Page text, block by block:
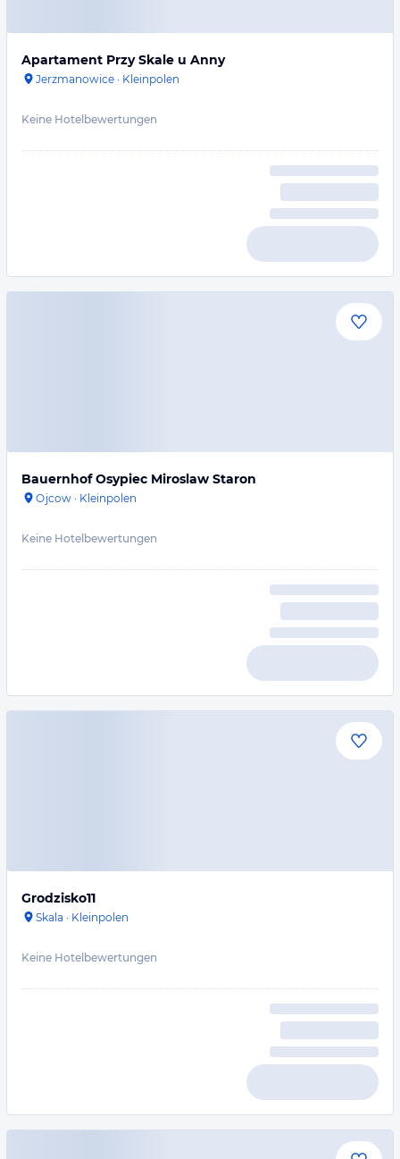
Apartament Przy Skale u Anny
Jerzmanowice · Kleinpolen
Keine Hotelbewertungen
Bauernhof Osypiec Miroslaw Staron
Ojcow · Kleinpolen
Keine Hotelbewertungen
Grodzisko11
Skala · Kleinpolen
Keine Hotelbewertungen